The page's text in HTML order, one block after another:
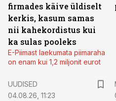
firmades käive üldiselt
kerkis, kasum samas
nii kahekordistus kui
ka sulas pooleks
E-Piimast laekumata piimaraha
on enam kui 1,2 miljonit eurot
UUDISED
04.08.26, 11:23